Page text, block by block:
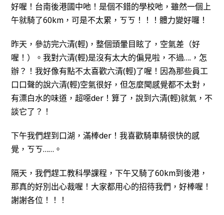
好喔！台南後港國中吔！是個不錯的學校吔，雖然一個上
午就騎了60km，可是不太累，ㄎㄎ！！！體力變好囉！
昨天，參訪完六清(輕)，整個頭暈目眩了，空氣差（好
喔！）。我對六清(輕)是沒有太大的偏見啦，不過….，怎
辦？！我好像有點不太喜歡六清(輕)了喔！因為那些員工
口口聲的說六清(輕)空氣很好，但怎麼聞感覺都不太對，
有漂白水的味道，超噁der！算了，說到六清(輕)就氣，不
談它了？！
下午我們趕到口湖，滿棒der！我喜歡騎車騎很快的感
覺，ㄎㄎ……。
隔天，我們趕工教科學課程，下午又騎了60km到後港，
那真的好別出心裁喔！大家都用心的招待我們，好棒喔！
謝謝各位！！！